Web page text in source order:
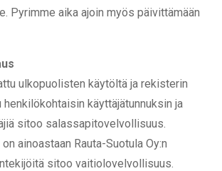
Pyrimme aika ajoin myös päivittämään
ulkopuolisten käytöltä ja rekisterin
käyttäjätunnuksin ja
sitoo salassapitovelvollisuus.
ainoastaan Rauta-Suotula Oy:n
sitoo vaitiolovelvollisuus.